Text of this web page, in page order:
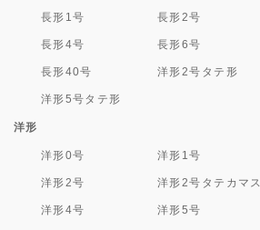
長形1号 長形2号
長形4号 長形6号
長形40号 洋形2号タテ形
洋形5号タテ形
洋形
洋形0号 洋形1号
洋形2号 洋形2号タテカマス
洋形4号 洋形5号